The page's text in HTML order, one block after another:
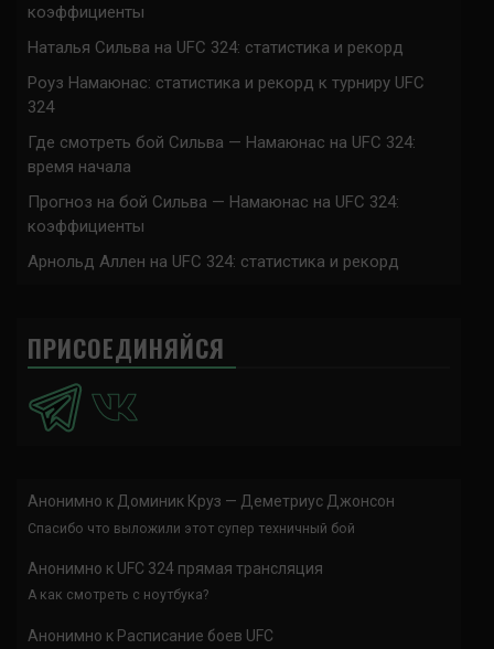
коэффициенты
Наталья Сильва на UFC 324: статистика и рекорд
Роуз Намаюнас: статистика и рекорд к турниру UFC
324
Где смотреть бой Сильва — Намаюнас на UFC 324:
время начала
Прогноз на бой Сильва — Намаюнас на UFC 324:
коэффициенты
Арнольд Аллен на UFC 324: статистика и рекорд
ПРИСОЕДИНЯЙСЯ
Анонимно к Доминик Круз — Деметриус Джонсон
Спасибо что выложили этот супер техничный бой
Анонимно к UFC 324 прямая трансляция
А как смотреть с ноутбука?
Анонимно к Расписание боев UFC